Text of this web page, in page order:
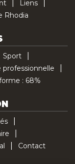
Liens
Rhodia
Sport
professionnelle
: 68%
Contact